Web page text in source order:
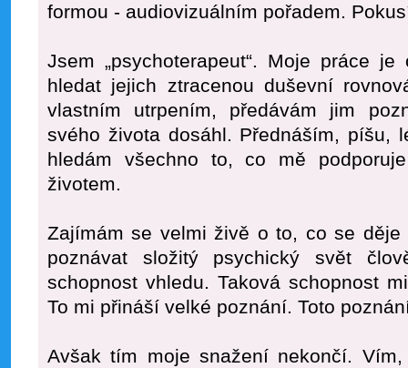
formou - audiovizuálním pořadem.
Jsem „psychoterapeut“. Moje práce
hledat jejich ztracenou duševní
vlastním utrpením, předávám jim
svého života dosáhl. Přednáším, píšu,
hledám všechno to, co mě
životem.
Zajímám se velmi živě o to, co se
poznávat složitý psychický svět
schopnost vhledu. Taková schopnost
To mi přináší velké poznání. Toto
Avšak tím moje snažení nekončí.